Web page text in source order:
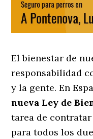
El bienestar de
responsabilidad
y la gente. En
nueva Ley de
tarea de
para todos los